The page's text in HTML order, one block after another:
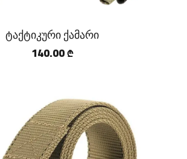
ტაქტიკური ქამარი
140.00 ₾